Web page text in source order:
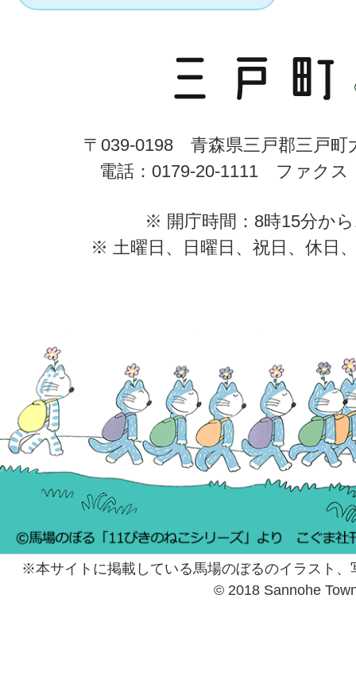
〒039-0198 青森県三戸郡三戸町
電話：0179-20-1111 ファクス
※ 開庁時間：8時15分か
※ 土曜日、日曜日、祝日、休日
※本サイトに掲載している馬場のぼるのイラスト
© 2018 Sannohe